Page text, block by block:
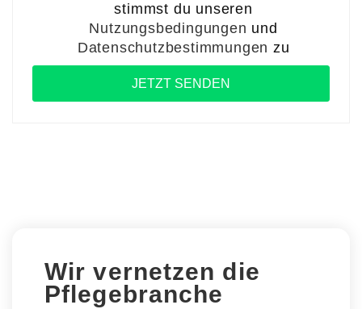
stimmst du unseren
Nutzungsbedingungen und
Datenschutzbestimmungen zu
Wir vernetzen die
Pflegebranche